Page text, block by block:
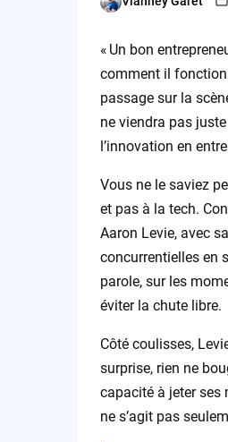
Posted
« Un bon
comment il
passage sur la
ne viendra pas
l’innovation en
Vous ne le saviez
et pas à la tech.
Aaron Levie, avec
concurrentielles en
parole, sur les
éviter la chute libre.
Côté coulisses,
surprise, rien ne
capacité à jeter ses
ne s’agit pas